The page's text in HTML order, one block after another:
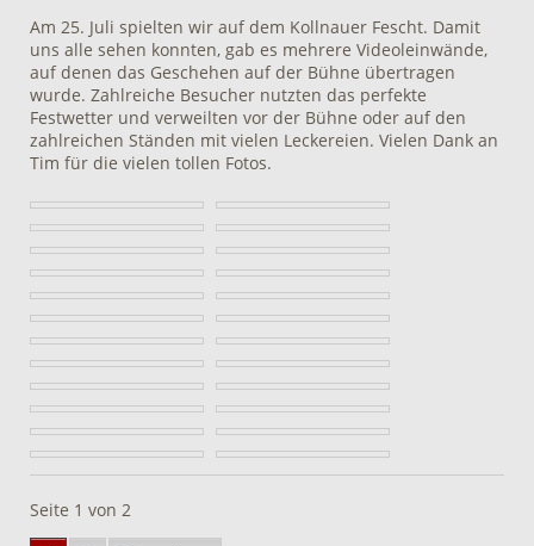
Am 25. Juli spielten wir auf dem Kollnauer Fescht. Damit
uns alle sehen konnten, gab es mehrere Videoleinwände,
auf denen das Geschehen auf der Bühne übertragen
wurde. Zahlreiche Besucher nutzten das perfekte
Festwetter und verweilten vor der Bühne oder auf den
zahlreichen Ständen mit vielen Leckereien. Vielen Dank an
Tim für die vielen tollen Fotos.
Seite 1 von 2